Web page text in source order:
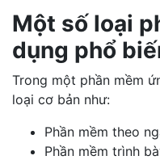
Một số loại
dụng phổ
Trong một phần mềm
loại cơ bản như:
Phần mềm theo
Phần mềm trình